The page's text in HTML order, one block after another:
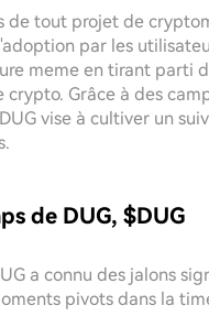
de tout projet de
par les
meme en tirant parti
crypto. Grâce à des
vise à cultiver un
de DUG, $DUG
a connu des jalons
pivots dans la